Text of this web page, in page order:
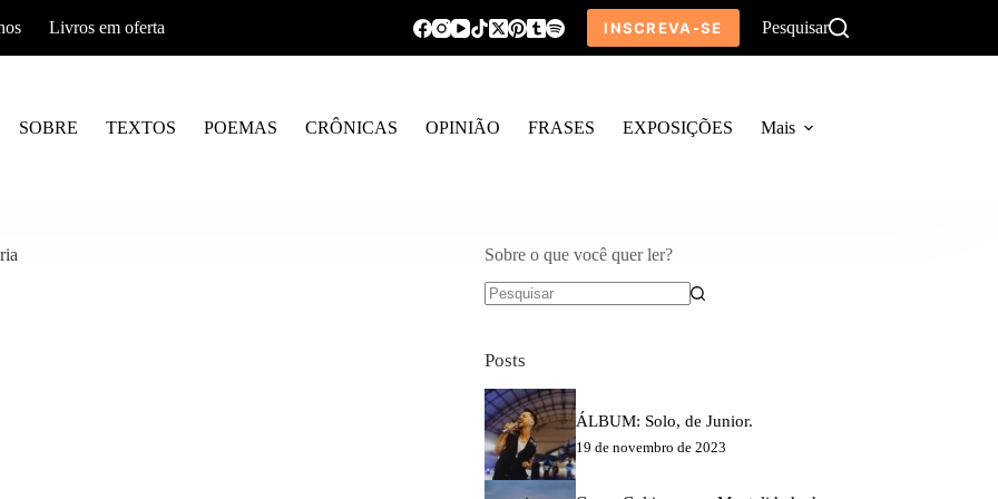
Livros em oferta INSCREVA-SE Pesquisar
SOBRE TEXTOS POEMAS CRÔNICAS OPINIÃO FRASES EXPOSIÇÕES Mais
Sobre o que você quer ler?
Posts
ÁLBUM: Solo, de Junior.
19 de novembro de 2023